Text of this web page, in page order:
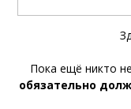
Пока ещё никто
обязательно